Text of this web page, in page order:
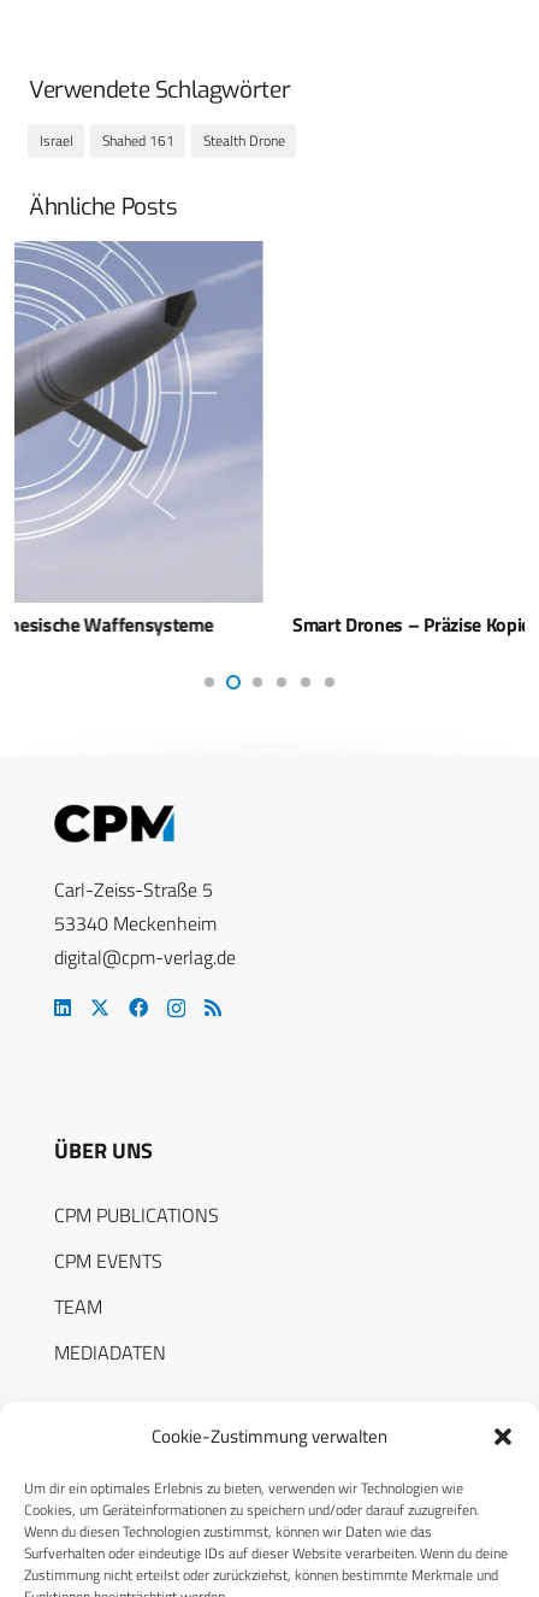
Cookie-Zustimmung verwalten
Um dir ein optimales Erlebnis zu bieten, verwenden wir Technologien wie
Cookies, um Geräteinformationen zu speichern und/oder darauf zuzugreifen.
Wenn du diesen Technologien zustimmst, können wir Daten wie das
Surfverhalten oder eindeutige IDs auf dieser Website verarbeiten. Wenn du deine
Zustimmung nicht erteilst oder zurückziehst, können bestimmte Merkmale und
Verwendete Schlagwörter
Israel Shahed 161 Stealth Drone
Ähnliche Posts
Smart Drones – Präzise Kopien für effektive Abwehr
Carl-Zeiss-Straße 5
53340 Meckenheim
digital@cpm-verlag.de
ÜBER UNS
CPM PUBLICATIONS
CPM EVENTS
TEAM
MEDIADATEN
RECHTLICHES
Datenschutzerklärung